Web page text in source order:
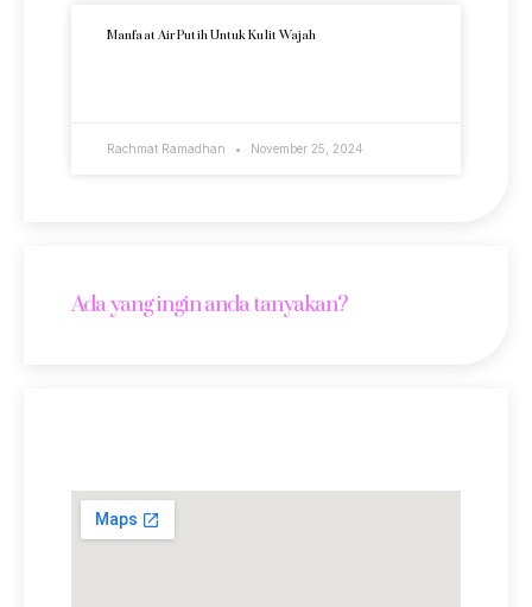
Manfaat Air Putih Untuk Kulit Wajah
Rachmat Ramadhan November 25, 2024
Ada yang ingin anda tanyakan?